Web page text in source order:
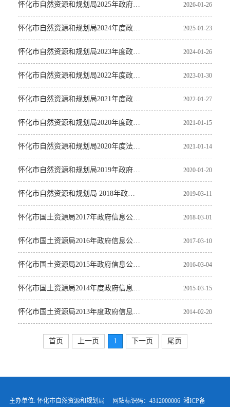
怀化市自然资源和规划局2025年政府信息公开工作年度报告 2026-01-26
怀化市自然资源和规划局2024年度政府信息公开工作年度报告 2025-01-23
怀化市自然资源和规划局2023年度政府信息公开工作年度报告 2024-01-26
怀化市自然资源和规划局2022年度政府信息公开工作年度报告 2023-01-30
怀化市自然资源和规划局2021年度政府信息公开工作年度报告 2022-01-27
怀化市自然资源和规划局2020年度政府信息公开工作年度报告 2021-01-15
怀化市自然资源和规划局2020年度法治政府建设工作总结 2021-01-14
怀化市自然资源和规划局2019年政府信息公开工作年度报告 2020-01-20
怀化市自然资源和规划局 2018年政府信息公开年度报告 2019-03-11
怀化市国土资源局2017年政府信息公开年度报告 2018-03-01
怀化市国土资源局2016年政府信息公开年度报告 2017-03-10
怀化市国土资源局2015年政府信息公开 年度报告 2016-03-04
怀化市国土资源局2014年度政府信息公开年报 2015-03-15
怀化市国土资源局2013年度政府信息公开年报 2014-02-20
首页 上一页 1 下一页 尾页
主办单位: 怀化市自然资源和规划局 网站标识码：4312000006湘ICP备